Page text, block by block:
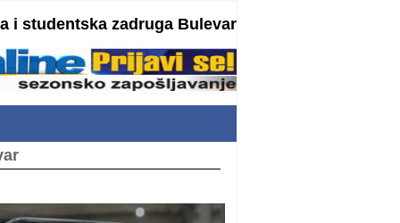
i studentska zadruga Bulevar